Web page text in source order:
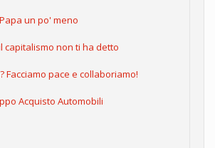
un po' meno
capitalismo non ti ha detto
Facciamo pace e collaboriamo!
Acquisto Automobili